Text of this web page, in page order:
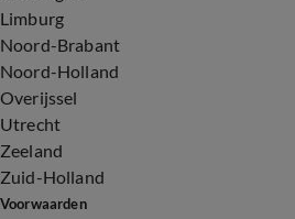
Limburg
Noord-Brabant
Noord-Holland
Overijssel
Utrecht
Zeeland
Zuid-Holland
Voorwaarden